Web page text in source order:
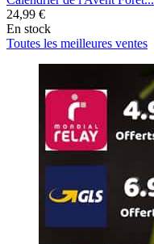
24,99 €
En stock
Toutes les meilleures ventes